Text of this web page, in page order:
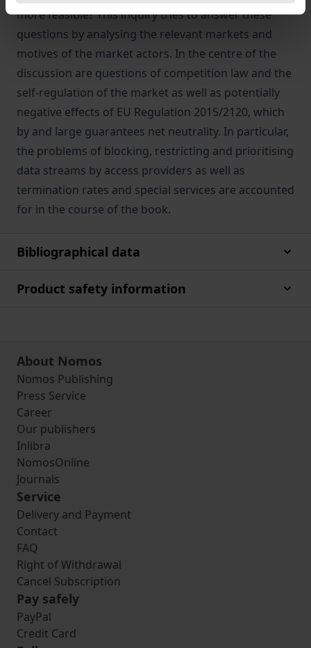
more feasible? This inquiry tries to answer these
questions by analysing the relevant markets and
motives of the market actors. In the centre of the
discussion are questions of competition law and the
self-regulation of the market as well as potentially
negative effects of EU Regulation 2015/2120, which
by and large guarantees net neutrality. In particular,
the problems of blocking, restricting and prioritising
data streams by access providers as well as
termination rates and special services are accounted
for in the course of the book.
Bibliographical data
Product safety information
About Nomos
Nomos Publishing
Press Service
Career
Our publishers
Inlibra
NomosOnline
Journals
Service
Delivery and Payment
Contact
FAQ
Right of Withdrawal
Cancel Subscription
Pay safely
PayPal
Credit Card